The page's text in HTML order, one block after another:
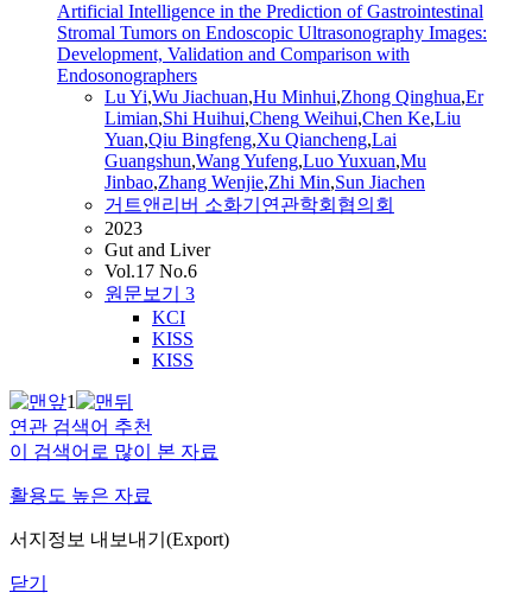
Artificial Intelligence in the Prediction of Gastrointestinal
Stromal Tumors on Endoscopic Ultrasonography Images:
Development, Validation and Comparison with
Endosonographers
Lu Yi,Wu Jiachuan,Hu Minhui,Zhong Qinghua,Er
Limian,Shi Huihui,Cheng Weihui,Chen Ke,Liu
Yuan,Qiu Bingfeng,Xu Qiancheng,Lai
Guangshun,Wang Yufeng,Luo Yuxuan,Mu
Jinbao,Zhang Wenjie,Zhi Min,Sun Jiachen
거트앤리버 소화기연관학회협의회
2023
Gut and Liver
Vol.17 No.6
원문보기 3
KCI
KISS
KISS
1
연관 검색어 추천
이 검색어로 많이 본 자료
활용도 높은 자료
서지정보 내보내기(Export)
닫기